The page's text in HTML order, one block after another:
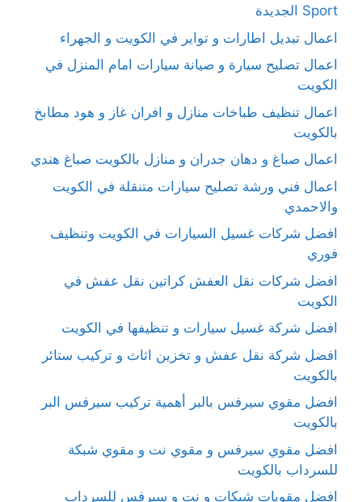
Sport الجديدة
اعمال تبديل اطارات و تواير في الكويت و الجهراء
اعمال تصليح سيارة و صيانة سيارات امام المنزل في
الكويت
اعمال تنظيف طباخات منازل و افران غاز و هود مطابخ
بالكويت
اعمال صباغ و دهان جدران و منازل بالكويت صباغ هندي
اعمال فني ورشة تصليح سيارات متنقلة في الكويت
والاحمدي
افضل شركات غسيل السيارات في الكويت وتنظيف
فوري
افضل شركات نقل العفش كراتين نقل عفش في
الكويت
افضل شركة غسيل سيارات و تنظيفها في الكويت
افضل شركة نقل عفش و تخزين اثاث و تركيب ستائر
بالكويت
افضل مقوي سيرفس بالبر أهمية تركيب سيرفس البر
بالكويت
افضل مقوي سيرفس و مقوي نت و مقوي شبكة
للسرداب بالكويت
افضل مقويات شبكات و نت و سيرفس للسرداب